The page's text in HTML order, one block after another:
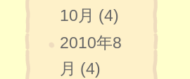
10月 (4)
2010年8
月 (4)